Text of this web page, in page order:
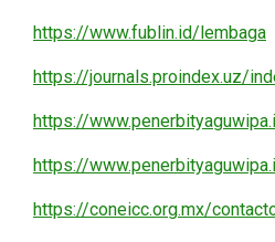
https://www.fublin.id/lembaga
https://journals.proindex.uz/
https://
https://
https://coneicc.org.mx/